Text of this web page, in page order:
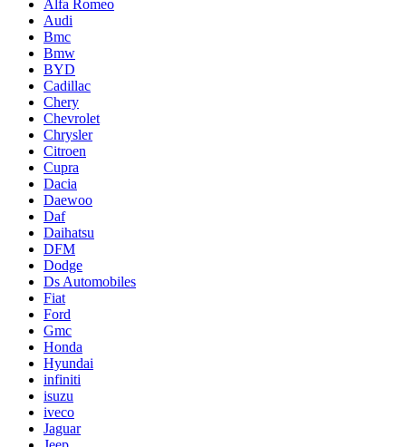
Alfa Romeo
Audi
Bmc
Bmw
BYD
Cadillac
Chery
Chevrolet
Chrysler
Citroen
Cupra
Dacia
Daewoo
Daf
Daihatsu
DFM
Dodge
Ds Automobiles
Fiat
Ford
Gmc
Honda
Hyundai
infiniti
isuzu
iveco
Jaguar